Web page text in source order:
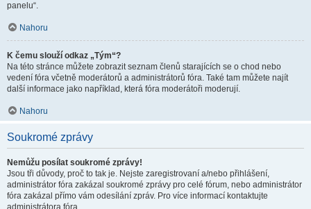
panelu“.
Nahoru
K čemu slouží odkaz „Tým“?
Na této stránce můžete zobrazit seznam členů starajících se o chod nebo
vedení fóra včetně moderátorů a administrátorů fóra. Také tam můžete najít
další informace jako například, která fóra moderátoři moderují.
Nahoru
Soukromé zprávy
Nemůžu posílat soukromé zprávy!
Jsou tři důvody, proč to tak je. Nejste zaregistrovaní a/nebo přihlášení,
administrátor fóra zakázal soukromé zprávy pro celé fórum, nebo administrátor
fóra zakázal přímo vám odesílání zpráv. Pro více informací kontaktujte
administrátora fóra.